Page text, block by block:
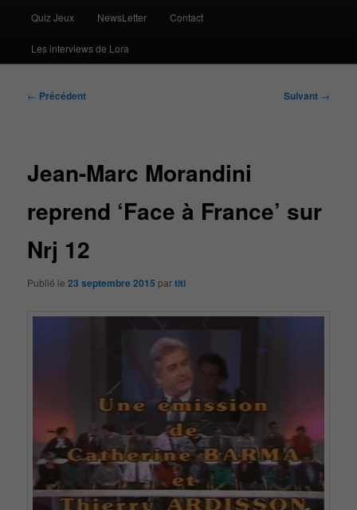
Quiz Jeux NewsLetter Contact
Les interviews de Lora
Navigation
← Précédent Suivant →
Jean-Marc Morandini
reprend ‘Face à France’ sur
Nrj 12
Publié le23 septembre 2015 partiti